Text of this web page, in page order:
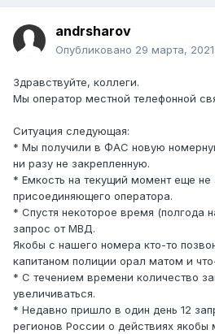
andrsharov
Опубликовано 29 марта, 2021
Здравствуйте, коллеги.
Мы оператор местной телефонной
Ситуация следующая:
* Мы получили в ФАС новую
ни разу не закрепленную.
* Емкость на текущий момент еще не
присоединяющего оператора.
* Спустя некоторое время (полгода
запрос от МВД.
Якобы с нашего номера кто-то
капитаном полиции орал матом и
* С течением времени количество
увеличиваться.
* Недавно пришло в один день 12
регионов России о действиях якобы